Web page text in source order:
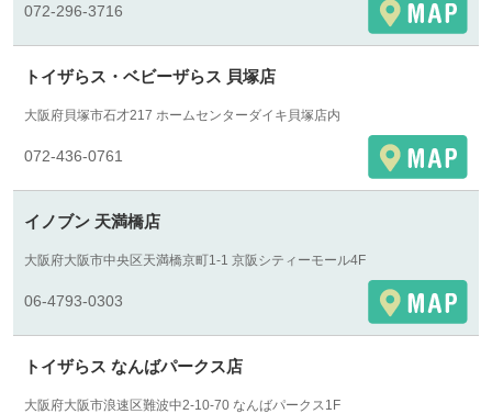
072-296-3716
トイザらス・ベビーザらス 貝塚店
大阪府貝塚市石才217 ホームセンターダイキ貝塚店内
072-436-0761
イノブン 天満橋店
大阪府大阪市中央区天満橋京町1-1 京阪シティーモール4F
06-4793-0303
トイザらス なんばパークス店
大阪府大阪市浪速区難波中2-10-70 なんばパークス1F